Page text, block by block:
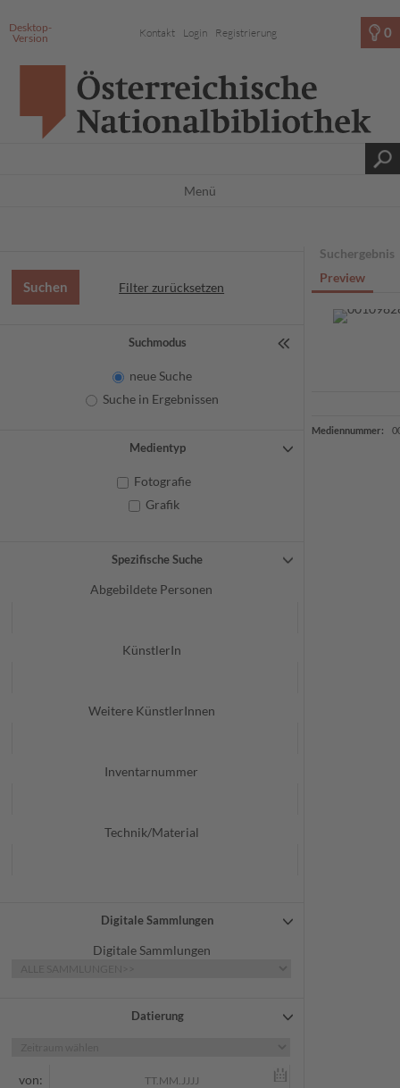
Desktop-
Version
Kontakt Login Registrierung 0
Menü
Filter zurücksetzen
Suchmodus
neue Suche
Suche in Ergebnissen
Medientyp
Fotografie
Grafik
Spezifische Suche
Abgebildete Personen
KünstlerIn
Weitere KünstlerInnen
Inventarnummer
Technik/Material
Digitale Sammlungen
Digitale Sammlungen
Datierung
von:
Suchergebnis
Preview
Mediennummer: